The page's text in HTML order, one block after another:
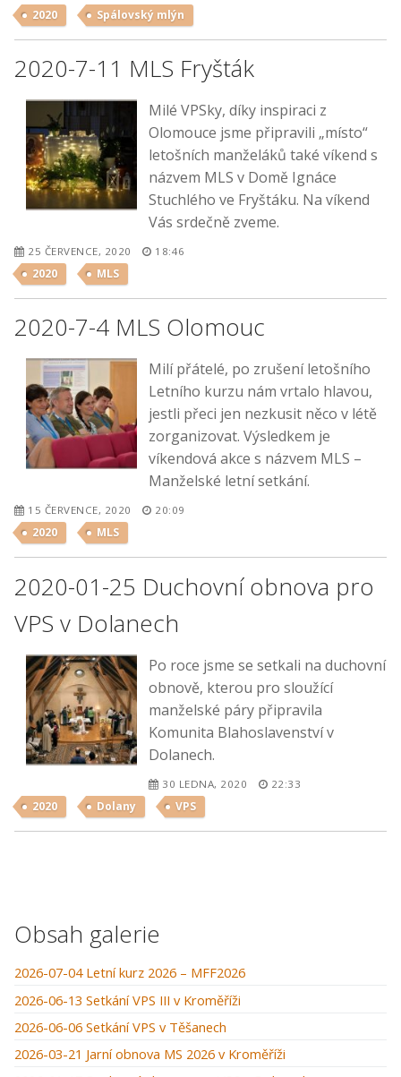
2020 Spálovský mlýn
2020-7-11 MLS Fryšták
Milé VPSky, díky inspiraci z
Olomouce jsme připravili „místo“
letošních manželáků také víkend s
názvem MLS v Domě Ignáce
Stuchlého ve Fryštáku. Na víkend
Vás srdečně zveme.
25 ČERVENCE, 2020 18:46
2020 MLS
2020-7-4 MLS Olomouc
Milí přátelé, po zrušení letošního
Letního kurzu nám vrtalo hlavou,
jestli přeci jen nezkusit něco v létě
zorganizovat. Výsledkem je
víkendová akce s názvem MLS –
Manželské letní setkání.
15 ČERVENCE, 2020 20:09
2020 MLS
2020-01-25 Duchovní obnova pro
VPS v Dolanech
Po roce jsme se setkali na duchovní
obnově, kterou pro sloužící
manželské páry připravila
Komunita Blahoslavenství v
Dolanech.
30 LEDNA, 2020 22:33
2020 Dolany VPS
Obsah galerie
2026-07-04 Letní kurz 2026 – MFF2026
2026-06-13 Setkání VPS III v Kroměříži
2026-06-06 Setkání VPS v Těšanech
2026-03-21 Jarní obnova MS 2026 v Kroměříži